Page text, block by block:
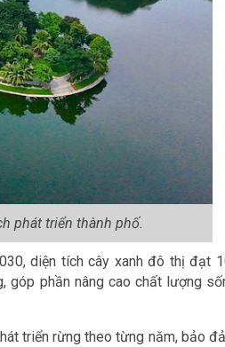
phát triển thành phố.
diện tích cây xanh đô thị đạt
góp phần nâng cao chất lượng
triển rừng theo từng năm, bảo